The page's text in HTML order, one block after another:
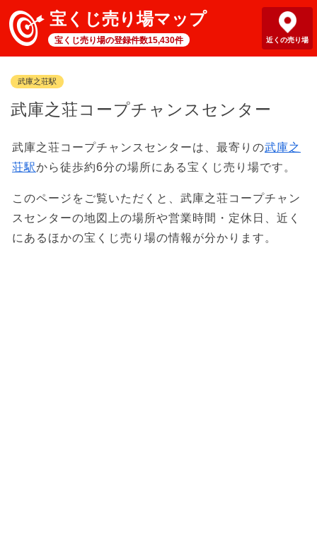
宝くじ売り場マップ
宝くじ売り場の登録件数15,430件 近くの売り場
武庫之荘駅
武庫之荘コープチャンスセンター
武庫之荘コープチャンスセンターは、最寄りの武庫之
荘駅から徒歩約6分の場所にある宝くじ売り場です。
このページをご覧いただくと、武庫之荘コープチャン
スセンターの地図上の場所や営業時間・定休日、近く
にあるほかの宝くじ売り場の情報が分かります。